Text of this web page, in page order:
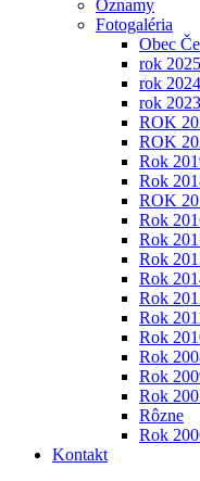
Oznamy
Fotogaléria
Obec
rok 2025
rok 2024
rok 2023
ROK
ROK
Rok
Rok
ROK
Rok
Rok
Rok
Rok
Rok
Rok
Rok
Rok
Rok
Rok
Rôzne
Rok
Kontakt